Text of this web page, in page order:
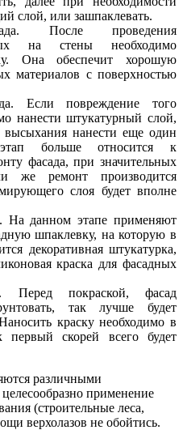
слой, или зашпаклевать.
После проведения
на стены необходимо
Она обеспечит хорошую
материалов с поверхностью
Если повреждение того
нанести штукатурный слой,
высыхания нанести еще один
больше относится к
фасада, при значительных
же ремонт производится
слоя будет вполне
На данном этапе применяют
шпаклевку, на которую в
декоративная штукатурка,
краска для фасадных
Перед покраской, фасад
так лучше будет
краску необходимо в
первый скорей всего будет
различными
применение
(строительные леса,
верхолазов не обойтись.